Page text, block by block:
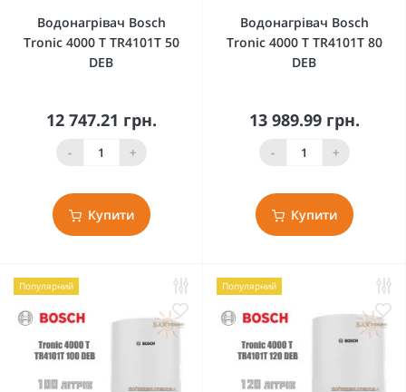
Водонагрівач Bosch
Tronic 4000 T TR4101T 50
DEB
12 747.21 грн.
- +
Купити
Водонагрівач Bosch
Tronic 4000 T TR4101T 80
DEB
13 989.99 грн.
- +
Купити
Популярний Популярний